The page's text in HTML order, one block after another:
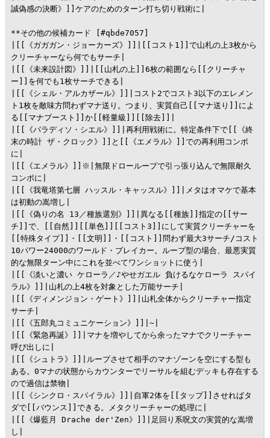
誠偽感の決断》]]ケアのためのターン打ち切り戦術に|
**その他の候補カード [#qbde7057]
|[[《ガガガン・ジョーカーズ》]]|[[コスト1]]で山札の上3枚から
クリーチャーなら何でもサーチ|
|[[《未来設計図》]]|[[山札の上]]6枚の範囲なら[[クリーチャ
ー]]を何でも1枚サーチできる|
|[[《シェル・アルカザール》]]|コスト2でコスト3以下のエレメン
ト1枚を敵味方問わずマナ送り。つまり、実質自己[[マナ送り]]によ
る[[マナブースト]]か[[軽量級]][[除去]]|
|[[《パラディソ・シエル》]]|再利用戦術に。特定条件下で[[《終
末の時計 ザ・クロック》]]と[[《エメラル》]]での再利用コンボ
に|
|[[《エメラル》]]※|無限ドローループで引っ張り込んで無限耐久
コンボに|
|[[《我竜塔第七層 ハッスル・キャッスル》]]|メタはオマケで基本
は初動の嵩増し|
|[[《偽りの名 13／種族選別》]]|異なる[[種族]]指定の[[サー
チ]]で、[[自然]][[単色]][[コスト3]]にして実質クリーチャーを
[[特殊タイプ]]・[[文明]]・[[コスト]]問わず最大3サーチ/コスト
10パワー24000のワールド・ブレイカー。ループ型の場合、最悪実質
的な無限ターン中にこれを並べてワンショットに使う|
|[[《淡いと濃い ケローラ／♪やせガエル 負けるなケローラ スパイ
ラル》]]|山札の上4枚を対象とした万能サーチ|
|[[《ディメンジョン・ゲート》]]|山札全体からクリーチャー指定
サーチ|
|[[《五郎丸コミュニケーション》]]|~|
|[[《緊急再誕》]]|マナを増やしてから余ったマナでクリーチャー
呼び出しに|
|[[《シュトラ》]]|ループさせて相手のマナゾーンを空にする型も
ある。0マナの状態からカウンターでリーサルを組むデッキも存在する
ので過信は禁物|
|[[《シンクロ・スパイラル》]]|自軍2体を[[タップ]]させればタ
ダで[[バウンス]]できる。メタクリーチャーの処理に|
|[[《爆藍月 Drache der'Zen》]]|足回り系呪文の実質的な嵩増
し|